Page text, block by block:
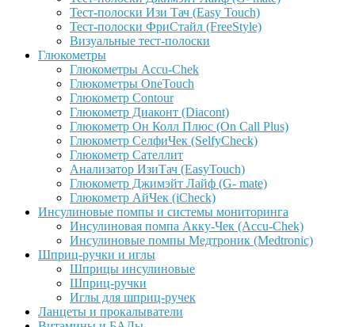
Тест-полоски Изи Тач (Easy Touch)
Тест-полоски ФриCтайл (FreeStyle)
Визуальные тест-полоски
Глюкометры
Глюкометры Accu-Сhek
Глюкометры OneTouch
Глюкометр Contour
Глюкометр Диаконт (Diacont)
Глюкометр Он Колл Плюс (On Call Plus)
Глюкометр СелфиЧек (SelfyCheck)
Глюкометр Сателлит
Анализатор ИзиТач (EasyTouch)
Глюкометр Джимэйт Лайф (G- mate)
Глюкометр АйЧек (iCheck)
Инсулиновые помпы и системы мониторинга
Инсулиновая помпа Акку-Чек (Accu-Chek)
Инсулиновые помпы Медтроник (Medtronic)
Шприц-ручки и иглы
Шприцы инсулиновые
Шприц-ручки
Иглы для шприц-ручек
Ланцеты и прокалыватели